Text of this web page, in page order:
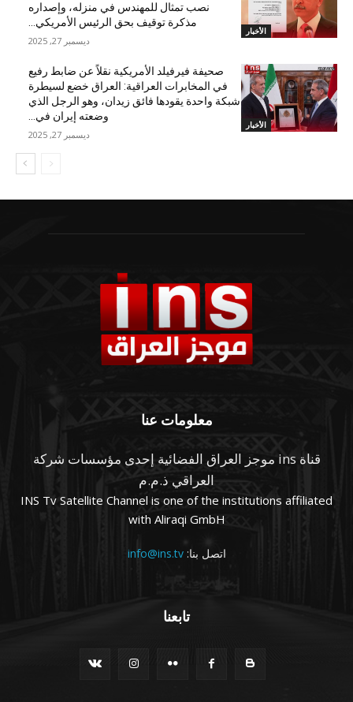
الأخبار
نصب تمثال للمهندس في منزله، وإصداره
مذكرة توقيف بحق الرئيس الأمريكي...
ديسمبر 27, 2025
الأخبار
صحيفة فيرفيلد الأمريكية نقلاً عن ضابط رفيع
في المخابرات العراقية: العراق خضع لسيطرة
شبكة واحدة يقودها فائق زيدان، وهو الرجل الذي
وضعته إيران في...
ديسمبر 27, 2025
معلومات عنا
قناة ins موجز العراق الفضائية إحدى مؤسسات شركة
العراقي ذ.م.م
INS Tv Satellite Channel is one of the institutions affiliated
with Aliraqi GmbH
اتصل بنا:info@ins.tv
تابعنا